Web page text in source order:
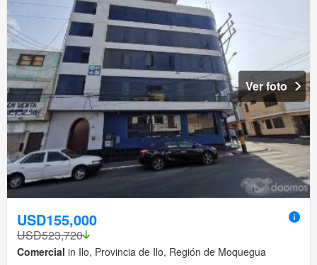
Ver foto
USD155,000
USD523,720
Comercial in Ilo, Provincia de Ilo, Región de Moquegua